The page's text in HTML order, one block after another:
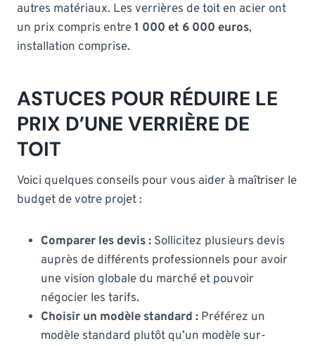
autres matériaux. Les verrières de toit en acier ont
un prix compris entre1 000 et 6 000 euros,
installation comprise.
ASTUCES POUR RÉDUIRE LE
PRIX D’UNE VERRIÈRE DE
TOIT
Voici quelques conseils pour vous aider à maîtriser le
budget de votre projet :
Comparer les devis : Sollicitez plusieurs devis
auprès de différents professionnels pour avoir
une vision globale du marché et pouvoir
négocier les tarifs.
Choisir un modèle standard : Préférez un
modèle standard plutôt qu’un modèle sur-